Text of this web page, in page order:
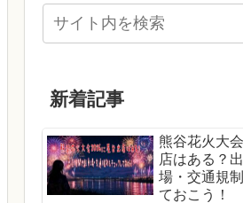
新着記事
熊谷花火大
店はある？
場・交通規
ておこう！